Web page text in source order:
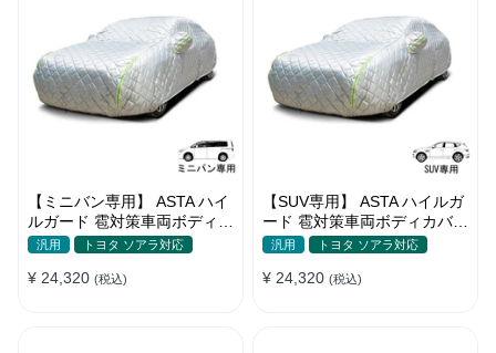
【ミニバン専用】 ASTA ハイ
ルガード 雹対策車両ボディカ
バー 5層構造 雹対策 厚手 凍
ープ付きボディカバー
汎用 トヨタ ソアラ対応
¥ 24,320 (税込)
【SUV専用】 ASTA ハイルガ
ード 雹対策車両ボディカバー
5層構造 雹対策 厚手 凍結防
付きボディカバー
汎用 トヨタ ソアラ対応
¥ 24,320 (税込)